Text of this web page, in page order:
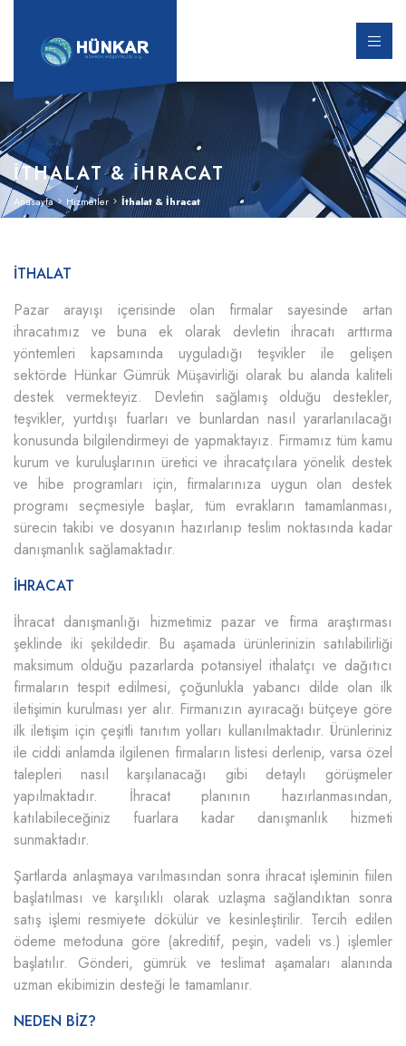
İTHALAT & İHRACAT
Anasayfa Hizmetler İthalat & İhracat
İTHALAT
Pazar arayışı içerisinde olan firmalar sayesinde artan
ihracatımız ve buna ek olarak devletin ihracatı arttırma
yöntemleri kapsamında uyguladığı teşvikler ile gelişen
sektörde Hünkar Gümrük Müşavirliği olarak bu alanda kaliteli
destek vermekteyiz. Devletin sağlamış olduğu destekler,
teşvikler, yurtdışı fuarları ve bunlardan nasıl yararlanılacağı
konusunda bilgilendirmeyi de yapmaktayız. Firmamız tüm kamu
kurum ve kuruluşlarının üretici ve ihracatçılara yönelik destek
ve hibe programları için, firmalarınıza uygun olan destek
programı seçmesiyle başlar, tüm evrakların tamamlanması,
sürecin takibi ve dosyanın hazırlanıp teslim noktasında kadar
danışmanlık sağlamaktadır.
İHRACAT
İhracat danışmanlığı hizmetimiz pazar ve firma araştırması
şeklinde iki şekildedir. Bu aşamada ürünlerinizin satılabilirliği
maksimum olduğu pazarlarda potansiyel ithalatçı ve dağıtıcı
firmaların tespit edilmesi, çoğunlukla yabancı dilde olan ilk
iletişimin kurulması yer alır. Firmanızın ayıracağı bütçeye göre
ilk iletişim için çeşitli tanıtım yolları kullanılmaktadır. Ürünleriniz
ile ciddi anlamda ilgilenen firmaların listesi derlenip, varsa özel
talepleri nasıl karşılanacağı gibi detaylı görüşmeler
yapılmaktadır. İhracat planının hazırlanmasından,
katılabileceğiniz fuarlara kadar danışmanlık hizmeti
sunmaktadır.
Şartlarda anlaşmaya varılmasından sonra ihracat işleminin fiilen
başlatılması ve karşılıklı olarak uzlaşma sağlandıktan sonra
satış işlemi resmiyete dökülür ve kesinleştirilir. Tercih edilen
ödeme metoduna göre (akreditif, peşin, vadeli vs.) işlemler
başlatılır. Gönderi, gümrük ve teslimat aşamaları alanında
uzman ekibimizin desteği le tamamlanır.
NEDEN BİZ?